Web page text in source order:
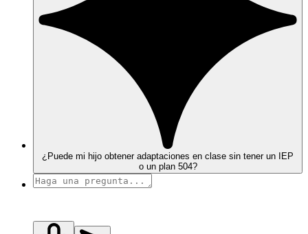
¿Puede mi hijo obtener adaptaciones en clase sin tener un IEP
o un plan 504?